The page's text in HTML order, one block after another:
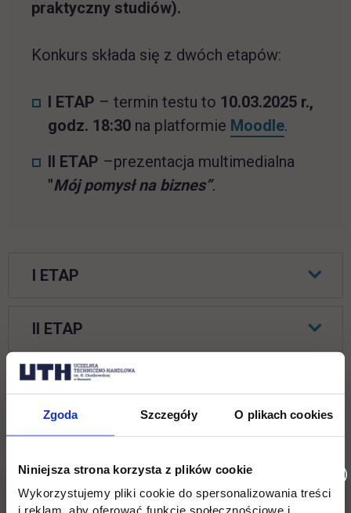
Zgoda Szczegóły O plikach cookies
Niniejsza strona korzysta z plików cookie
Wykorzystujemy pliki cookie do spersonalizowania treści
i reklam, aby oferować funkcje społecznościowe i
praktyczny studiów).
Konkurs składa się z dwóch etapów:
I ETAP – termin testu to 10.03.2025 r.,
godz. 18:30 na platformie Moodlelink
.
II ETAP –prezentacja multimedialna
"Mój pomysł na biznes”.
I ETAP
II ETAP
Uczestnik Konkursu, któremu zostanie
jako zwolnienie z czesnego za jeden
miesiąc (czerwiec 2025 r.) oraz książkę,